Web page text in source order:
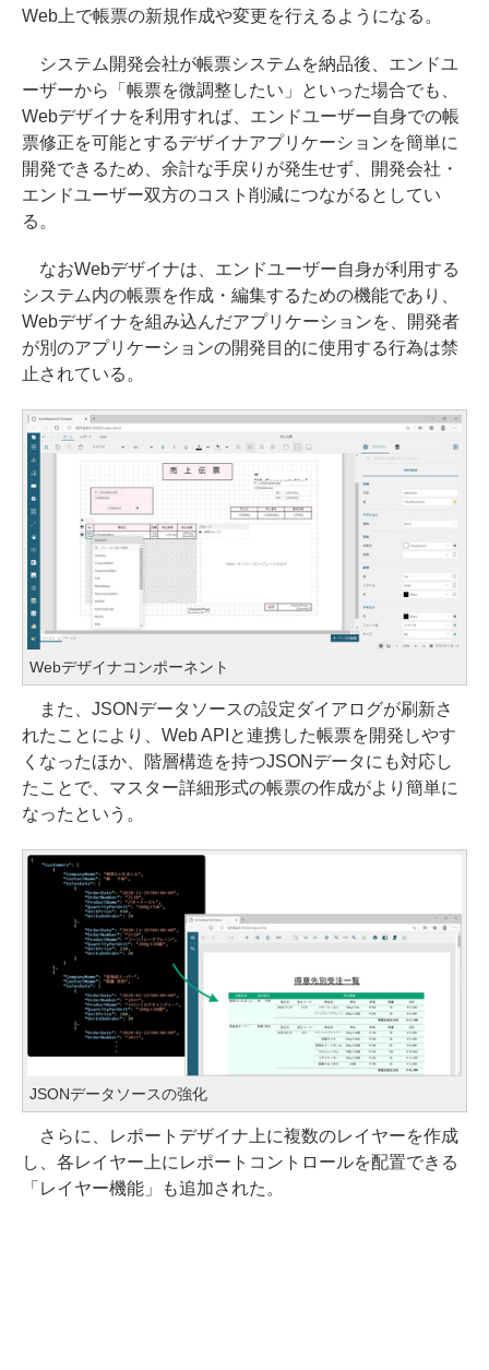
Web上で帳票の新規作成や変更を行えるようになる。
システム開発会社が帳票システムを納品後、エンドユ
ーザーから「帳票を微調整したい」といった場合でも、
Webデザイナを利用すれば、エンドユーザー自身での帳
票修正を可能とするデザイナアプリケーションを簡単に
開発できるため、余計な手戻りが発生せず、開発会社・
エンドユーザー双方のコスト削減につながるとしてい
る。
なおWebデザイナは、エンドユーザー自身が利用する
システム内の帳票を作成・編集するための機能であり、
Webデザイナを組み込んだアプリケーションを、開発者
が別のアプリケーションの開発目的に使用する行為は禁
止されている。
Webデザイナコンポーネント
また、JSONデータソースの設定ダイアログが刷新さ
れたことにより、Web APIと連携した帳票を開発しやす
くなったほか、階層構造を持つJSONデータにも対応し
たことで、マスター詳細形式の帳票の作成がより簡単に
なったという。
JSONデータソースの強化
さらに、レポートデザイナ上に複数のレイヤーを作成
し、各レイヤー上にレポートコントロールを配置できる
「レイヤー機能」も追加された。